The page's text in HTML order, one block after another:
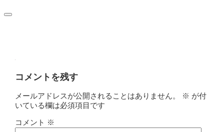
コメントを残す
メールアドレスが公開されることはありません。 ※ が付
いている欄は必須項目です
コメント ※